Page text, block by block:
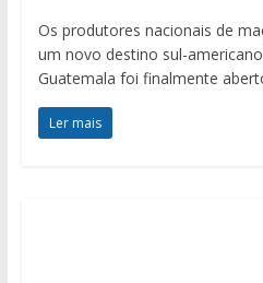
Os produtores nacionais de
um novo destino sul-
Guatemala foi finalmente
Ler mais